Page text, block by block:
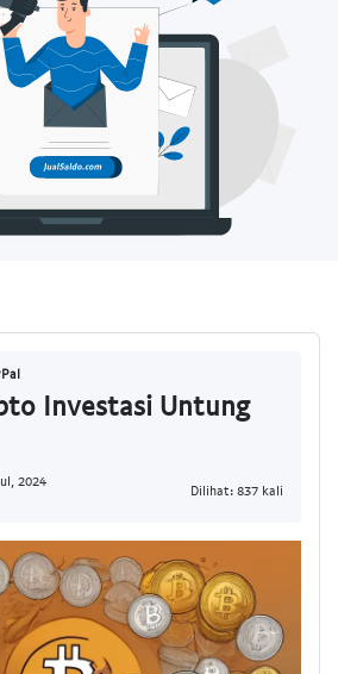
Investasi Untung
2024
Dilihat: 837 kali